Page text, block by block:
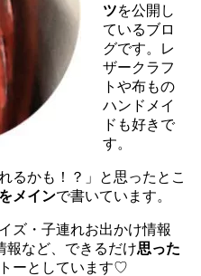
ツを公開し
ているブロ
グです。レ
ザークラフ
トや布もの
ハンドメイ
ドも好きで
す。
るかも！？」と思ったとこ
メインで書いています。
ズ・子連れお出かけ情報
報など、できるだけ思った
ーとしています♡